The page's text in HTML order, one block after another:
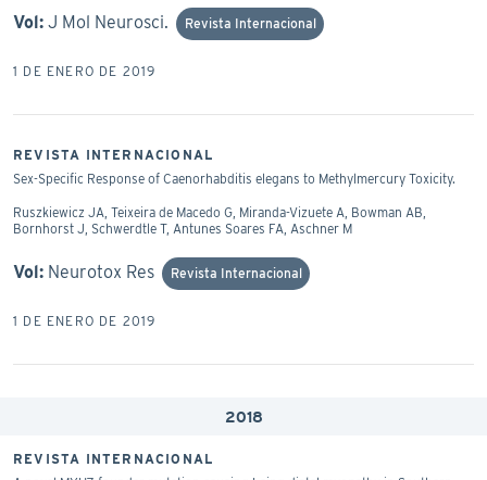
Vol: J Mol Neurosci. Revista Internacional
1 DE ENERO DE 2019
REVISTA INTERNACIONAL
Sex-Specific Response of Caenorhabditis elegans to Methylmercury Toxicity.
Ruszkiewicz JA, Teixeira de Macedo G, Miranda-Vizuete A, Bowman AB,
Bornhorst J, Schwerdtle T, Antunes Soares FA, Aschner M
Vol: Neurotox Res Revista Internacional
1 DE ENERO DE 2019
2018
REVISTA INTERNACIONAL